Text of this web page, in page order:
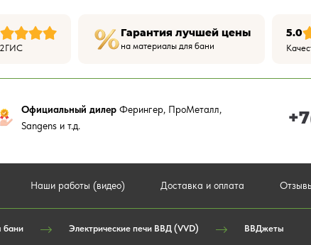
2ГИС
Гарантия лучшей цены
на материалы для бани
5.0
Официальный дилер Ферингер, ПроМеталл,
Sangens и т.д.
Наши работы (видео) Доставка и оплата
бани Электрические печи ВВД (VVD) ВВДжеты